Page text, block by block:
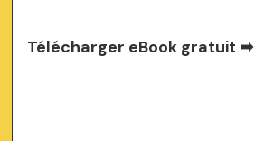
Télécharger eBook gratuit ➡